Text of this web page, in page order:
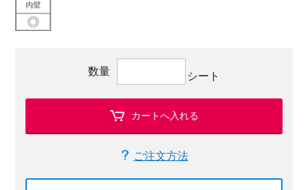
数量 シート
カートへ入れる
ご注文方法